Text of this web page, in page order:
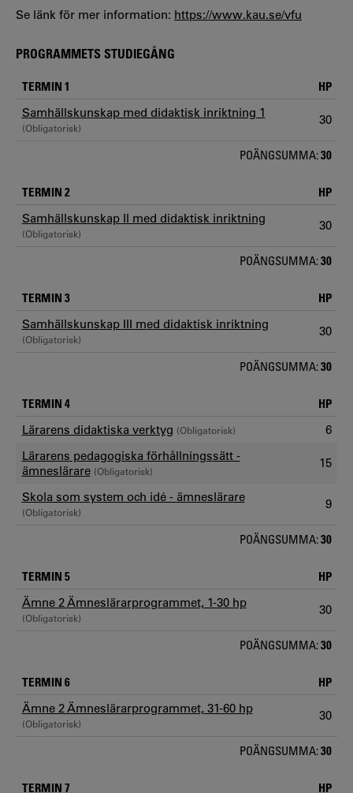
Se länk för mer information: https://www.kau.se/vfu
PROGRAMMETS STUDIEGÅNG
TERMIN 1 HP
Samhällskunskap med didaktisk inriktning 1
(Obligatorisk)
30
POÄNGSUMMA:30
TERMIN 2 HP
Samhällskunskap II med didaktisk inriktning
(Obligatorisk)
30
POÄNGSUMMA:30
TERMIN 3 HP
Samhällskunskap III med didaktisk inriktning
(Obligatorisk)
30
POÄNGSUMMA:30
TERMIN 4 HP
Lärarens didaktiska verktyg (Obligatorisk)
6
Lärarens pedagogiska förhållningssätt -
ämneslärare (Obligatorisk)
15
Skola som system och idé - ämneslärare
(Obligatorisk)
9
POÄNGSUMMA:30
TERMIN 5 HP
Ämne 2 Ämneslärarprogrammet, 1-30 hp
(Obligatorisk)
30
POÄNGSUMMA:30
TERMIN 6 HP
Ämne 2 Ämneslärarprogrammet, 31-60 hp
(Obligatorisk)
30
POÄNGSUMMA:30
TERMIN 7 HP